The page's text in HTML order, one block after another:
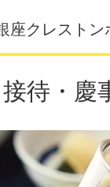
座クレストン
接待・慶